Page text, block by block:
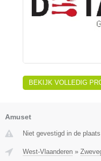
BEKIJK VOLLEDIG
Amuset
Niet gevestigd in de
West-Vlaanderen »